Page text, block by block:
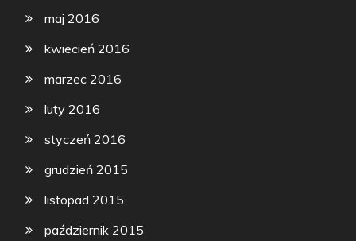
maj 2016
kwiecień 2016
marzec 2016
luty 2016
styczeń 2016
grudzień 2015
listopad 2015
październik 2015